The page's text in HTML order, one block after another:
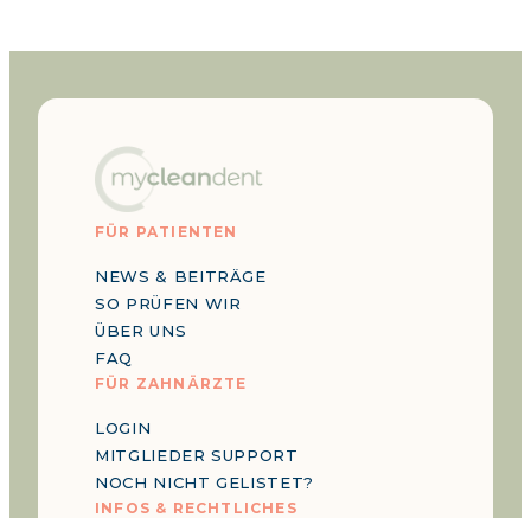
FÜR PATIENTEN
NEWS & BEITRÄGE
SO PRÜFEN WIR
ÜBER UNS
FAQ
FÜR ZAHNÄRZTE
LOGIN
MITGLIEDER SUPPORT
NOCH NICHT GELISTET?
INFOS & RECHTLICHES